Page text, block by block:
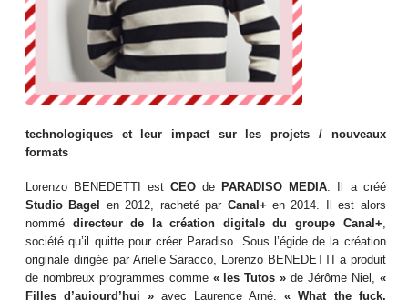
technologiques et leur impact sur les projets / nouveaux
formats
Lorenzo BENEDETTI estCEO de PARADISO MEDIA. Il a créé
Studio Bagel
en 2012, racheté par Canal+ en 2014. Il est alors
nommé directeur de la création digitale du groupe Canal+,
société qu’il quitte pour créer Paradiso. Sous l’égide de la création
originale dirigée par Arielle Saracco, Lorenzo BENEDETTI a produit
de nombreux programmes comme « les Tutos » de Jérôme Niel, «
Filles d’aujourd’hui » avec Laurence Arné,« What the fuck,